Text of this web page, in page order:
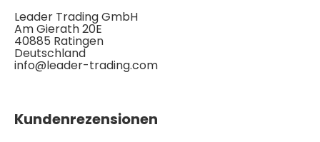
Leader Trading GmbH
Am Gierath 20E
40885 Ratingen
Deutschland
info@leader-trading.com
Kundenrezensionen